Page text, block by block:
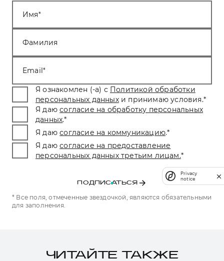
Имя
Фамилия
Email
Я ознакомлен (-а) с Политикой обработки
персональных данных и принимаю условия.*
Я даю согласие на обработку персональных
данных.*
Я даю согласие на коммуникацию.*
Я даю согласие на предоставление
персональных данных третьим лицам.*
ПОДПИСАТЬСЯ
* Все поля, отмеченные звездочкой, являются обязательными
для заполнения.
ЧИТАЙТЕ ТАКЖЕ
Privacy
notice